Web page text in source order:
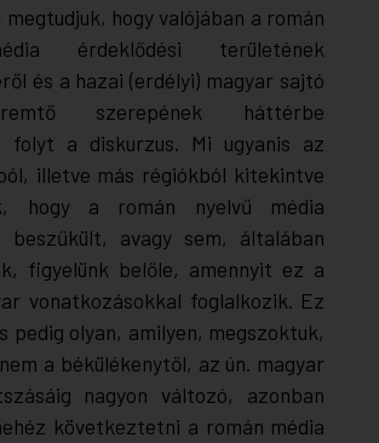
megtudjuk, hogy valójában a román
érdeklődési területének
és a hazai (erdélyi) magyar sajtó
szerepének háttérbe
folyt a diskurzus. Mi ugyanis az
illetve más régiókból kitekintve
hogy a román nyelvű média
beszűkült, avagy sem, általában
figyelünk belőle, amennyit ez a
vonatkozásokkal foglalkozik. Ez
pedig olyan, amilyen, megszoktuk,
a békülékenytől, az ún. magyar
nagyon változó, azonban
következtetni a román média